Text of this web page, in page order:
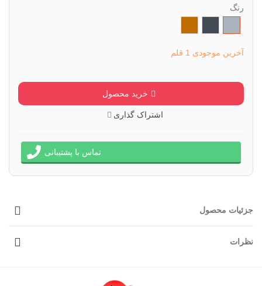
رنگ
ای
آخرین موجودی 1 قلم
خرید محصول
اشتراک گذاری
تماس با پشتیبانی
جزئیات محصول
نظرات